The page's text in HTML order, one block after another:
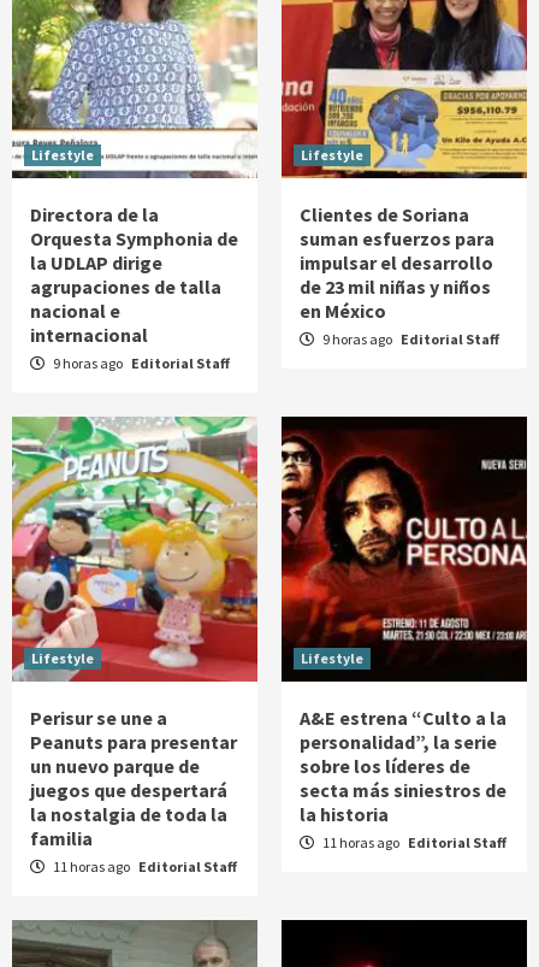
Lifestyle
Directora de la
Orquesta Symphonia de
la UDLAP dirige
agrupaciones de talla
nacional e
internacional
9 horas ago Editorial Staff
Lifestyle
Clientes de Soriana
suman esfuerzos para
impulsar el desarrollo
de 23 mil niñas y niños
en México
9 horas ago Editorial Staff
Lifestyle
Perisur se une a
Peanuts para presentar
un nuevo parque de
juegos que despertará
la nostalgia de toda la
familia
11 horas ago Editorial Staff
Lifestyle
A&E estrena “Culto a la
personalidad”, la serie
sobre los líderes de
secta más siniestros de
la historia
11 horas ago Editorial Staff